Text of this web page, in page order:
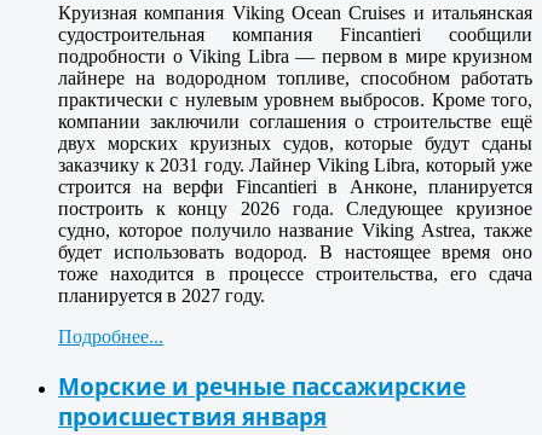
Круизная компания Viking Ocean Cruises и итальянская
судостроительная компания Fincantieri сообщили
подробности о Viking Libra — первом в мире круизном
лайнере на водородном топливе, способном работать
практически с нулевым уровнем выбросов. Кроме того,
компании заключили соглашения о строительстве ещё
двух морских круизных судов, которые будут сданы
заказчику к 2031 году. Лайнер Viking Libra, который уже
строится на верфи Fincantieri в Анконе, планируется
построить к концу 2026 года. Следующее круизное
судно, которое получило название Viking Astrea, также
будет использовать водород. В настоящее время оно
тоже находится в процессе строительства, его сдача
планируется в 2027 году.
Подробнее...
Морские и речные пассажирские
происшествия января